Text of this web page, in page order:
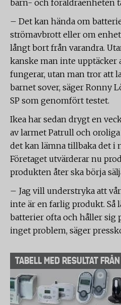
barn- och föräldraenheten
– Det kan hända om
strömavbrott eller om
långt bort från varandra.
kanske man inte upptäcker
fungerar, utan man tror att
barnet sover, säger Ronny
SP som genomfört testet.
Ikea har sedan drygt en
av larmet Patrull och
det kan lämna tillbaka det i
Företaget utvärderar nu
produkten åter ska börja
– Jag vill understryka att
inte är en farlig produkt. Så
batterier ofta och håller sig
inget problem, säger
TABELL MED RESULTAT